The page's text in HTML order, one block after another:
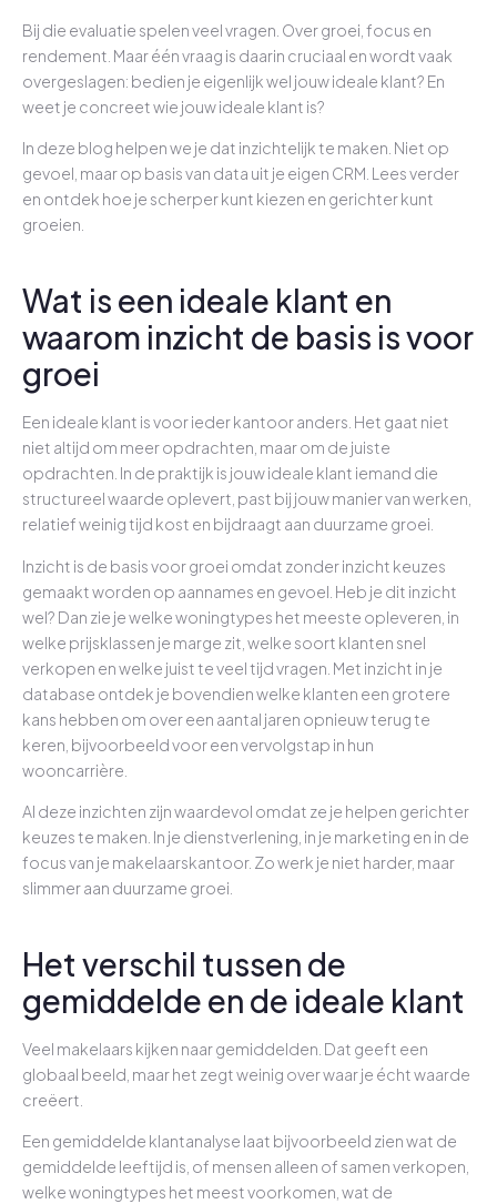
Bij die evaluatie spelen veel vragen. Over groei, focus en
rendement. Maar één vraag is daarin cruciaal en wordt vaak
overgeslagen: bedien je eigenlijk wel jouw ideale klant? En
weet je concreet wie jouw ideale klant is?
In deze blog helpen we je dat inzichtelijk te maken. Niet op
gevoel, maar op basis van data uit je eigen CRM. Lees verder
en ontdek hoe je scherper kunt kiezen en gerichter kunt
groeien.
Wat is een ideale klant en
waarom inzicht de basis is voor
groei
Een ideale klant is voor ieder kantoor anders. Het gaat niet
niet altijd om meer opdrachten, maar om de juiste
opdrachten. In de praktijk is jouw ideale klant iemand die
structureel waarde oplevert, past bij jouw manier van werken,
relatief weinig tijd kost en bijdraagt aan duurzame groei.
Inzicht is de basis voor groei omdat zonder inzicht keuzes
gemaakt worden op aannames en gevoel. Heb je dit inzicht
wel? Dan zie je welke woningtypes het meeste opleveren, in
welke prijsklassen je marge zit, welke soort klanten snel
verkopen en welke juist te veel tijd vragen. Met inzicht in je
database ontdek je bovendien welke klanten een grotere
kans hebben om over een aantal jaren opnieuw terug te
keren, bijvoorbeeld voor een vervolgstap in hun
wooncarrière.
Al deze inzichten zijn waardevol omdat ze je helpen gerichter
keuzes te maken. In je dienstverlening, in je marketing en in de
focus van je makelaarskantoor. Zo werk je niet harder, maar
slimmer aan duurzame groei.
Het verschil tussen de
gemiddelde en de ideale klant
Veel makelaars kijken naar gemiddelden. Dat geeft een
globaal beeld, maar het zegt weinig over waar je écht waarde
creëert.
Een gemiddelde klantanalyse laat bijvoorbeeld zien wat de
gemiddelde leeftijd is, of mensen alleen of samen verkopen,
welke woningtypes het meest voorkomen, wat de